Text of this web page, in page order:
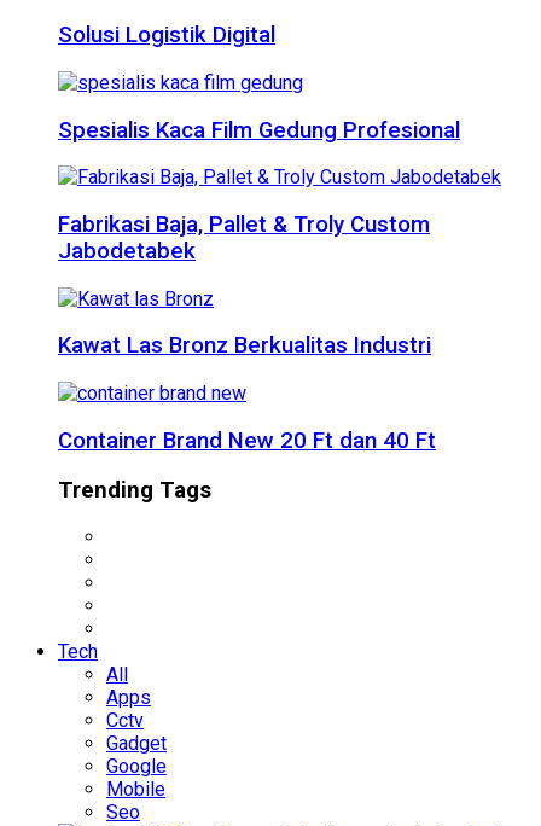
Solusi Logistik Digital
Spesialis Kaca Film Gedung Profesional
Fabrikasi Baja, Pallet & Troly Custom
Jabodetabek
Kawat Las Bronz Berkualitas Industri
Container Brand New 20 Ft dan 40 Ft
Trending Tags
Tech
All
Apps
Cctv
Gadget
Google
Mobile
Seo